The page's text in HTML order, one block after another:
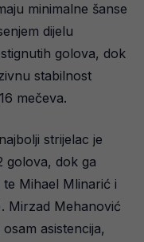
minimalne šanse
dijelu
golova, dok
stabilnost
mečeva.
strijelac je
golova, dok ga
Mihael Mlinarić i
Mirzad Mehanović
asistencija,